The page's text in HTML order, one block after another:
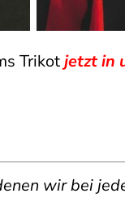
Trikotjetzt in
wir bei